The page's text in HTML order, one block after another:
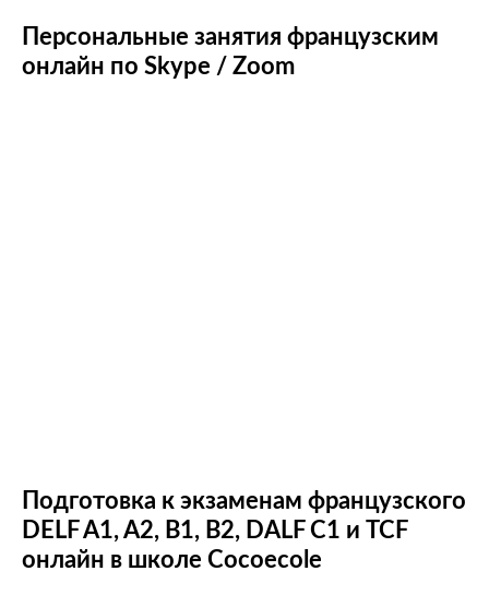
Персональные занятия французским
онлайн по Skype / Zoom
Подготовка к экзаменам французского
DELF A1, A2, B1, B2, DALF С1 и TCF
онлайн в школе Cocoecole